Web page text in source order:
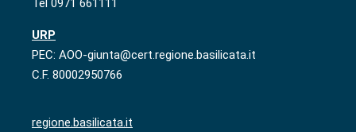
Tel 0971 661111
URP
PEC: AOO-giunta@cert.regione.basilicata.it
C.F. 80002950766
regione.basilicata.it